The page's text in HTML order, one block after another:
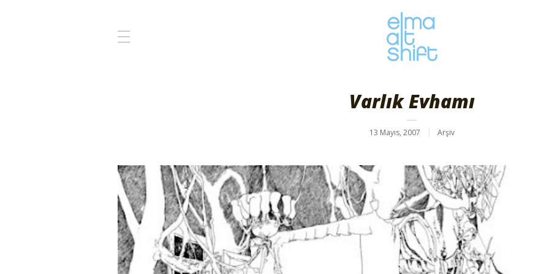
Varlık Evhamı
13 Mayıs, 2007 Arşiv